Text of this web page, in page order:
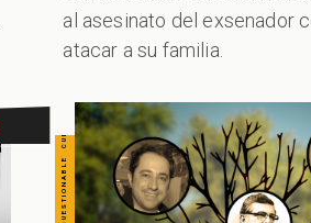
al asesinato del exsenador
atacar a su familia.